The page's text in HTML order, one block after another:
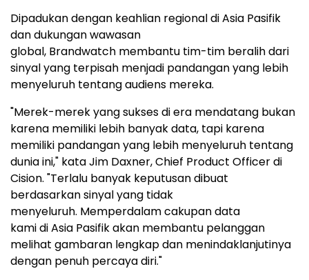
Dipadukan dengan keahlian regional di Asia Pasifik
dan dukungan wawasan
global, Brandwatch membantu tim-tim beralih dari
sinyal yang terpisah menjadi pandangan yang lebih
menyeluruh tentang audiens mereka.
"Merek-merek yang sukses di era mendatang bukan
karena memiliki lebih banyak data, tapi karena
memiliki pandangan yang lebih menyeluruh tentang
dunia ini," kata Jim Daxner, Chief Product Officer di
Cision. "Terlalu banyak keputusan dibuat
berdasarkan sinyal yang tidak
menyeluruh. Memperdalam cakupan data
kami di Asia Pasifik akan membantu pelanggan
melihat gambaran lengkap dan menindaklanjutinya
dengan penuh percaya diri."